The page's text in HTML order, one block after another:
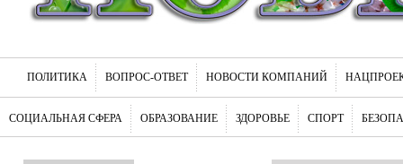
ПОЛИТИКА ВОПРОС-ОТВЕТ НОВОСТИ КОМПАНИЙ
СОЦИАЛЬНАЯ СФЕРА ОБРАЗОВАНИЕ ЗДОРОВЬЕ СПОРТ